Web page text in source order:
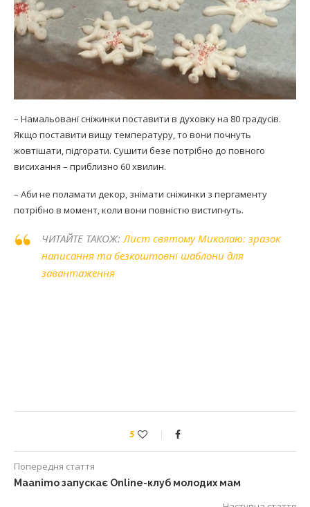
– Намальовані сніжинки поставити в духовку на 80 градусів.
Якщо поставити вищу температуру, то вони почнуть
жовтішати, підгорати. Сушити безе потрібно до повного
висихання – приблизно 60 хвилин.
– Аби не поламати декор, знімати сніжинки з пергаменту
потрібно в момент, коли вони повністю вистигнуть.
ЧИТАЙТЕ ТАКОЖ: Лист святому Миколаю: зразок
написання та безкоштовні шаблони для
завантаження
5
Попередня стаття
Maanimo запускає Online-клуб молодих мам